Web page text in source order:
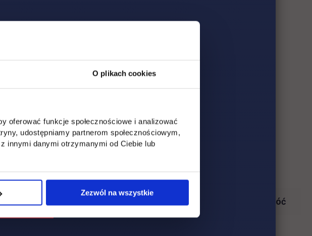
O plikach cookies
oferować funkcje społecznościowe i analizować
udostępniamy partnerom społecznościowym,
innymi danymi otrzymanymi od Ciebie lub
Zezwól na wszystkie
Wróć